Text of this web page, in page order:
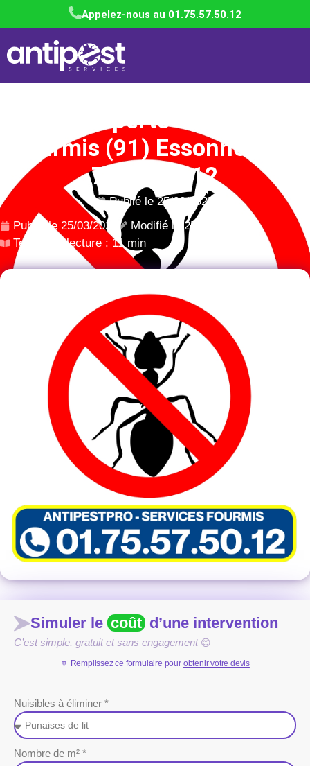
Appelez-nous au 01.75.57.50.12
Société experte - Éradication
fourmis (91) Essonne - 01
75 57 50 12
Publié le25/03/2025
Publié le 25/03/2025
Modifié le 25/03/2025
Temps de lecture : 11 min
Simuler le coût d’une intervention
C’est simple, gratuit et sans engagement 😊
🔽 Remplissez ce formulaire pour obtenir votre devis
Nuisibles à éliminer *
Nombre de m² *